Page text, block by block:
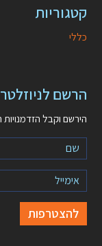
קטגוריות
כללי
הרשם לניוזלטר
הירשם וקבל